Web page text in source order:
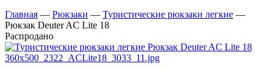
Главная — Рюкзаки — Туристические рюкзаки легкие —
Рюкзак Deuter AC Lite 18
Распродано